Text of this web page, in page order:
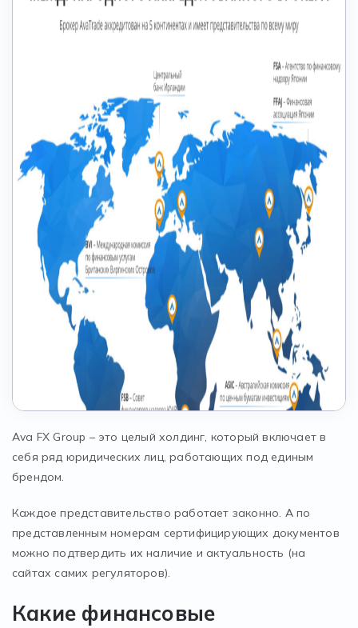
Ava FX Group – это целый холдинг, который включает в
себя ряд юридических лиц, работающих под единым
брендом.
Каждое представительство работает законно. А по
представленным номерам сертифицирующих документов
можно подтвердить их наличие и актуальность (на
сайтах самих регуляторов).
Какие финансовые